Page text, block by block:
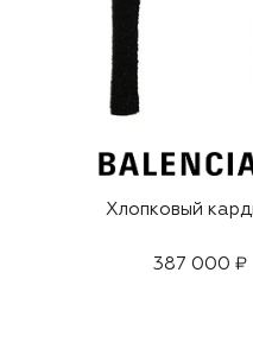
Хлопковый
387 000 ₽